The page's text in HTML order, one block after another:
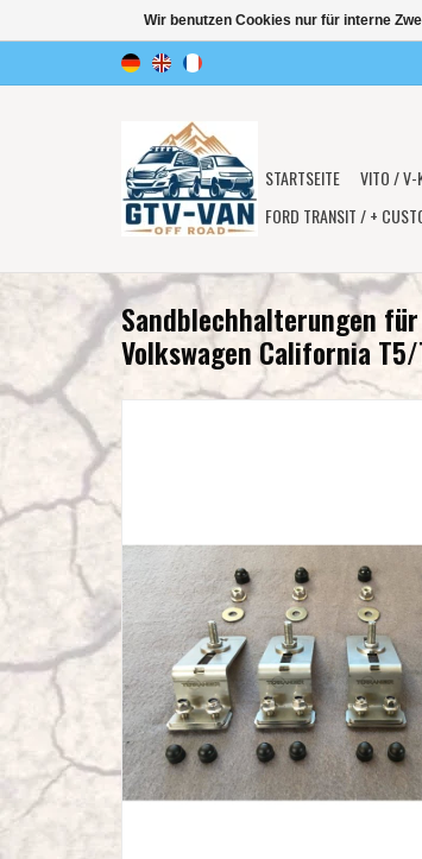
STARTSEITE VITO / V-
FORD TRANSIT / +
Sandblechhalterungen
Volkswagen California
Wir benutzen Cookies nur für interne